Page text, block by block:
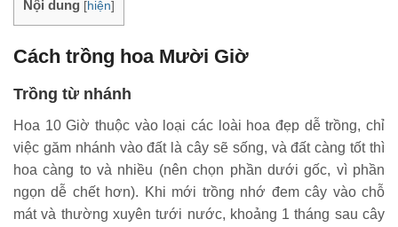
Nội dung [hiện]
Cách trồng hoa Mười Giờ
Trồng từ nhánh
Hoa 10 Giờ thuộc vào loại các loài hoa đẹp dễ trồng, chỉ
việc găm nhánh vào đất là cây sẽ sống, và đất càng tốt thì
hoa càng to và nhiều (nên chọn phần dưới gốc, vì phần
ngọn dễ chết hơn). Khi mới trồng nhớ đem cây vào chỗ
mát và thường xuyên tưới nước, khoảng 1 tháng sau cây